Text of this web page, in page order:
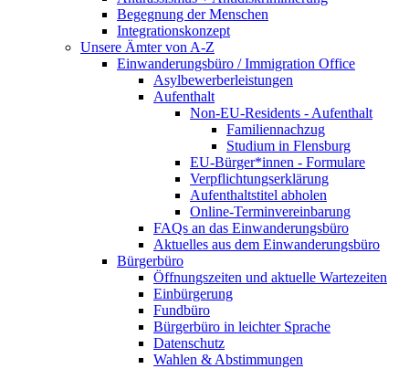
Begegnung der Menschen
Integrationskonzept
Unsere Ämter von A-Z
Einwanderungsbüro / Immigration Office
Asylbewerberleistungen
Aufenthalt
Non-EU-Residents - Aufenthalt
Familiennachzug
Studium in Flensburg
EU-Bürger*innen - Formulare
Verpflichtungserklärung
Aufenthaltstitel abholen
Online-Terminvereinbarung
FAQs an das Einwanderungsbüro
Aktuelles aus dem Einwanderungsbüro
Bürgerbüro
Öffnungszeiten und aktuelle Wartezeiten
Einbürgerung
Fundbüro
Bürgerbüro in leichter Sprache
Datenschutz
Wahlen & Abstimmungen